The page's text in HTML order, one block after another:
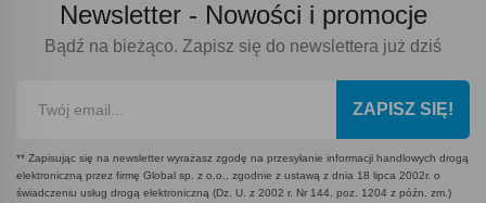
Newsletter - Nowości i promocje
Bądź na bieżąco. Zapisz się do newslettera już dziś
ZAPISZ SIĘ!
** Zapisując się na newsletter wyrażasz zgodę na przesyłanie informacji handlowych drogą
elektroniczną przez firmę Global sp. z o.o., zgodnie z ustawą z dnia 18 lipca 2002r. o
świadczeniu usług drogą elektroniczną (Dz. U. z 2002 r. Nr 144, poz. 1204 z późn. zm.)